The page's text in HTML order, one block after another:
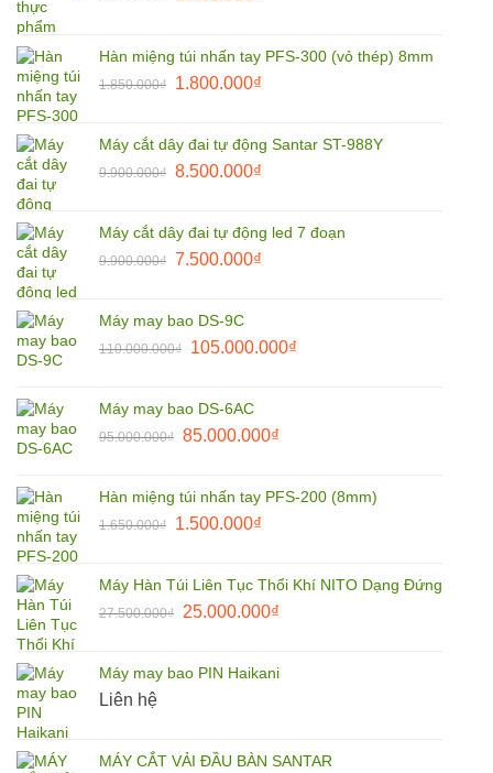
3.800.000₫.là:
2.790.000₫.
Hàn miệng túi nhấn tay PFS-300 (vỏ thép) 8mm
1.850.000₫
Giá
1.850.000₫.
1.800.000₫Giá
là:
1.800.000₫.
Máy cắt dây đai tự động Santar ST-988Y
9.900.000₫ Giá
9.900.000₫.
8.500.000₫Giá
là:
8.500.000₫.
Máy cắt dây đai tự động led 7 đoạn
9.900.000₫ Giá
9.900.000₫.
7.500.000₫Giá
7.500.000₫.
Máy may bao DS-9C
110.000.000₫
Giá
110.000.000₫.
105.000.000₫Giá
Máy may bao DS-6AC
95.000.000₫ Giá
95.000.000₫.
85.000.000₫Giá
là:
Hàn miệng túi nhấn tay PFS-200 (8mm)
1.650.000₫
Giá
1.650.000₫.
1.500.000₫Giá
là:
1.500.000₫.
Máy Hàn Túi Liên Tục Thổi Khí NITO Dạng Đứng
27.500.000₫
Giá
27.500.000₫.
25.000.000₫Giá
là:
Máy may bao PIN Haikani
Liên hệ
MÁY CẮT VẢI ĐẦU BÀN SANTAR